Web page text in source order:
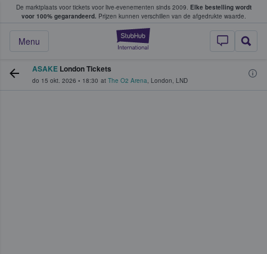
De marktplaats voor tickets voor live-evenementen sinds 2009. Elke bestelling wordt
voor 100% gegarandeerd. Prijzen kunnen verschillen van de afgedrukte waarde.
StubHub: waar
Menu
tickets kopen en verkopen
ASAKE London Tickets
do 15 okt. 2026 • 18:30 at The O2 Arena, London, LND